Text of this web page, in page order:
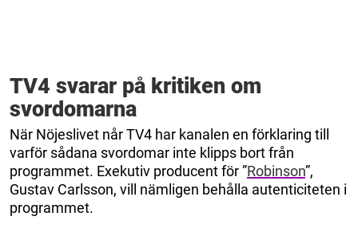
TV4 svarar på kritiken om
svordomarna
När Nöjeslivet når TV4 har kanalen en förklaring till
varför sådana svordomar inte klipps bort från
programmet. Exekutiv producent för ”Robinson”,
Gustav Carlsson, vill nämligen behålla autenticiteten i
programmet.